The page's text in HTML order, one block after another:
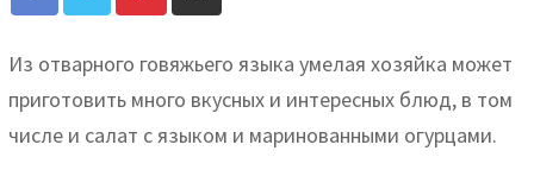
via
Email
Из отварного говяжьего языка умелая хозяйка может
приготовить много вкусных и интересных блюд, в том
числе и салат с языком и маринованными огурцами.